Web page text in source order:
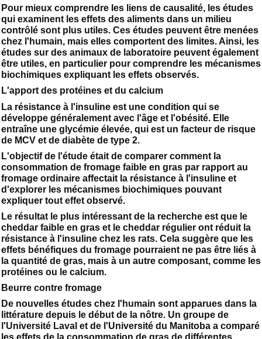
Pour mieux comprendre les liens de causalité, les études
qui examinent les effets des aliments dans un milieu
contrôlé sont plus utiles. Ces études peuvent être menées
chez l'humain, mais elles comportent des limites. Ainsi, les
études sur des animaux de laboratoire peuvent également
être utiles, en particulier pour comprendre les mécanismes
biochimiques expliquant les effets observés.
L'apport des protéines et du calcium
La résistance à l'insuline est une condition qui se
développe généralement avec l'âge et l'obésité. Elle
entraîne une glycémie élevée, qui est un facteur de risque
de MCV et de diabète de type 2.
L'objectif de l'étude était de comparer comment la
consommation de fromage faible en gras par rapport au
fromage ordinaire affectait la résistance à l'insuline et
d'explorer les mécanismes biochimiques pouvant
expliquer tout effet observé.
Le résultat le plus intéressant de la recherche est que le
cheddar faible en gras et le cheddar régulier ont réduit la
résistance à l'insuline chez les rats. Cela suggère que les
effets bénéfiques du fromage pourraient ne pas être liés à
la quantité de gras, mais à un autre composant, comme les
protéines ou le calcium.
Beurre contre fromage
De nouvelles études chez l'humain sont apparues dans la
littérature depuis le début de la nôtre. Un groupe de
l'Université Laval et de l'Université du Manitoba a comparé
les effets de la consommation de gras de différentes